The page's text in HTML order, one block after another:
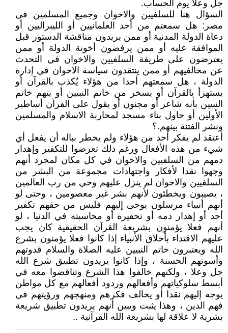
جل وعلا يوم الحساب.
السؤال هنا للسلفيين والاخوان وجميع المسلمين في
مصر: هل سمعتم من أحد العلمانيين أو الليبراليين أو
دعاة الدولة المدنية أو ممن يريدون مناقشة الدستور قبل
الموافقة عليه أو ممن يرفضون أخونة الدولة أو ممن
يعترضون على طريقة السلفيين والاخوان في التحدث
عن مخالفيهم أو ممن ينتقدون سياسة الاخوان في إدارة
الدولة ، هل سمعتهم أحدا من هؤلاء يُكذب بالقرآن أو
يستهزأ بالقرآن أو يسخر من خاتم النبيين أو يتهم خاتم
النبيين بأنه شاعر أو مجنون أو يقول على القرآن أساطير
الأولين أو حاول بناء مسجد لمحاربة الاسلام والمسلمين
ونشر الفتنة بينهم.؟
أعتقد لم يفكر أحد من هؤلاء ولم يخطر بباله أن يفعل أي
شيء من هذه الأفعال ورغم ذلك تعرضوا للتكفير وإهدار
دمهم من السلفيين والاخوان في كل مكان لمجرد أنهم
وجهوا نقدا لأفكار واجتهادات مجموعة من البشر من
السلفيين والاخوان لم ينزل عليهم وحي من رب العالمين
، يصيبون ويخطئون لأنهم بشر غير معصومين ، وحتى لو
أنهم أنبياء مرسلون يوحى إليهم فليس من حقهم تكفير
أحد أو إهدار دمه أو تحقيره أو محاسبته في الدنيا ، لو
أنهم فعلا يؤمنون بشريعة القرآن الحقيقية كان يجب
عليهم الاقتداء بأخلاق الأنبياء إذا كانوا فعلا يؤمنون بشرع
الله ويعتبرون خاتم النبيين عليه الصلاة والسلام قدوتهم
وأسوتهم الحسنة ، وإذا كانوا يريدون تطبيق شرع الله
جل وعلا ، ولكنهم خالفوا هذا الشرع وتناقضوا معه في
أبسط سلوكياتهم وأفعالهم وردود أفعالهم مع كل مواطن
يوجه إليهم نقدا أو يخالف فكرهم ومنهجهم ورؤيتهم في
فهم الدين ، وهذا يثبت ويبين أنهم يريدون تطبيق شريعة
بشرية لا علاقة لها بشريعة الله القرآنية ..